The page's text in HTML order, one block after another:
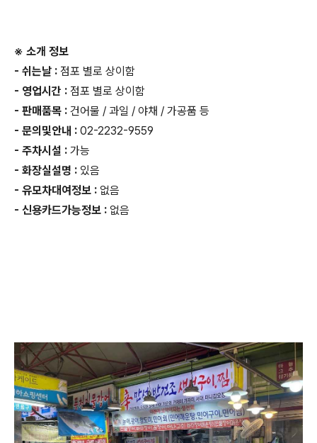
※ 소개 정보
- 쉬는날 : 점포 별로 상이함
- 영업시간 : 점포 별로 상이함
- 판매품목 : 건어물 / 과일 / 야채 / 가공품 등
- 문의및안내 : 02-2232-9559
- 주차시설 : 가능
- 화장실설명 : 있음
- 유모차대여정보 : 없음
- 신용카드가능정보 : 없음